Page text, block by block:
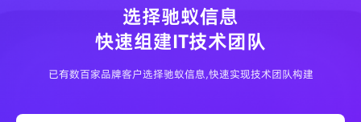
选择驰蚁信息
快速组建IT技术团队
已有数百家品牌客户选择驰蚁信息,快速实现技术团队构建